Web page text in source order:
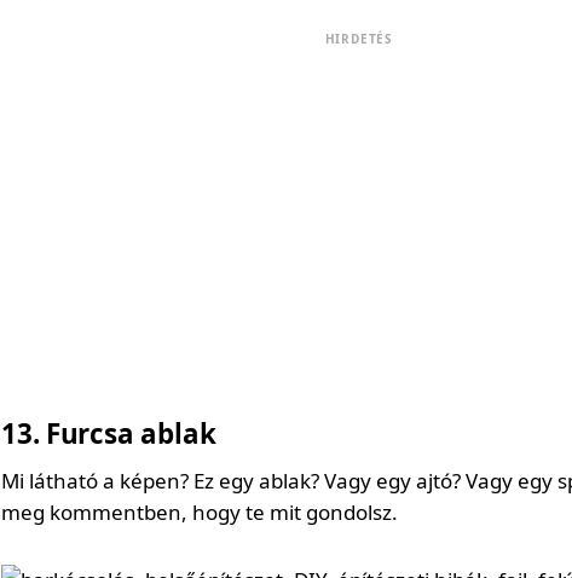
HIRDETÉS
13 Furcsa ablak
Mi látható a képen? Ez egy ablak? Vagy egy ajtó? Vagy egy
meg kommentben, hogy te mit gondolsz.